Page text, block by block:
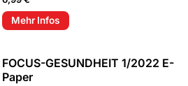
Mehr Infos
FOCUS-GESUNDHEIT 1/2022 E-
Paper